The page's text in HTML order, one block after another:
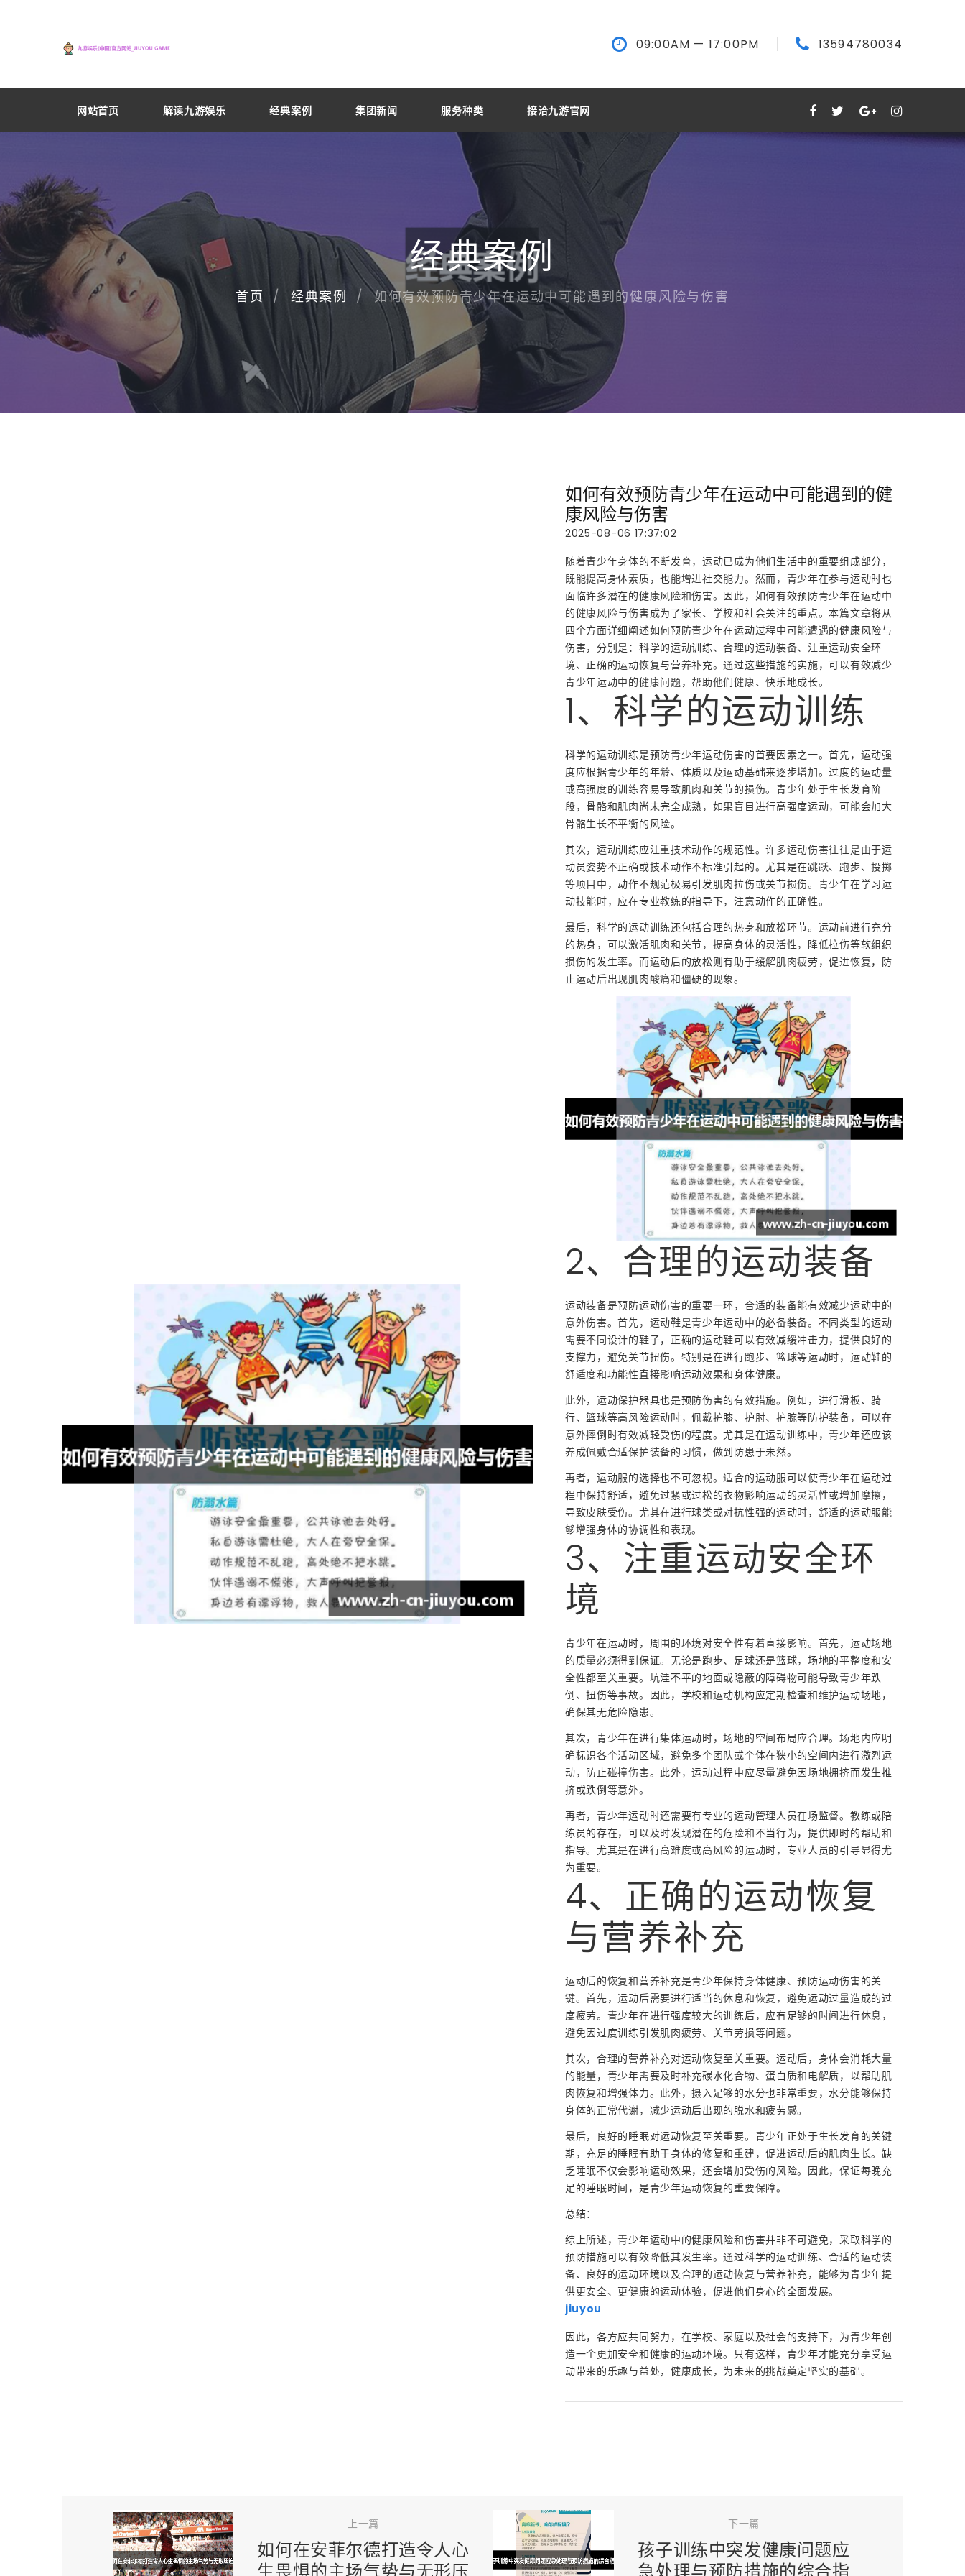
09:00AM — 17:00PM 13594780034
网站首页 解读九游娱乐 经典案例 集团新闻 服务种类 接洽九游官网
经典案例
首页 经典案例 如何有效预防青少年在运动中可能遇到的健康风险与伤害
如何有效预防青少年在运动中可能遇到的健
康风险与伤害
2025-08-06 17:37:02
随着青少年身体的不断发育，运动已成为他们生活中的重要组成部分，
既能提高身体素质，也能增进社交能力。然而，青少年在参与运动时也
面临许多潜在的健康风险和伤害。因此，如何有效预防青少年在运动中
的健康风险与伤害成为了家长、学校和社会关注的重点。本篇文章将从
四个方面详细阐述如何预防青少年在运动过程中可能遭遇的健康风险与
伤害，分别是：科学的运动训练、合理的运动装备、注重运动安全环
境、正确的运动恢复与营养补充。通过这些措施的实施，可以有效减少
青少年运动中的健康问题，帮助他们健康、快乐地成长。
1、科学的运动训练
科学的运动训练是预防青少年运动伤害的首要因素之一。首先，运动强
度应根据青少年的年龄、体质以及运动基础来逐步增加。过度的运动量
或高强度的训练容易导致肌肉和关节的损伤。青少年处于生长发育阶
段，骨骼和肌肉尚未完全成熟，如果盲目进行高强度运动，可能会加大
骨骼生长不平衡的风险。
其次，运动训练应注重技术动作的规范性。许多运动伤害往往是由于运
动员姿势不正确或技术动作不标准引起的。尤其是在跳跃、跑步、投掷
等项目中，动作不规范极易引发肌肉拉伤或关节损伤。青少年在学习运
动技能时，应在专业教练的指导下，注意动作的正确性。
最后，科学的运动训练还包括合理的热身和放松环节。运动前进行充分
的热身，可以激活肌肉和关节，提高身体的灵活性，降低拉伤等软组织
损伤的发生率。而运动后的放松则有助于缓解肌肉疲劳，促进恢复，防
止运动后出现肌肉酸痛和僵硬的现象。
2、合理的运动装备
运动装备是预防运动伤害的重要一环，合适的装备能有效减少运动中的
意外伤害。首先，运动鞋是青少年运动中的必备装备。不同类型的运动
需要不同设计的鞋子，正确的运动鞋可以有效减缓冲击力，提供良好的
支撑力，避免关节扭伤。特别是在进行跑步、篮球等运动时，运动鞋的
舒适度和功能性直接影响运动效果和身体健康。
此外，运动保护器具也是预防伤害的有效措施。例如，进行滑板、骑
行、篮球等高风险运动时，佩戴护膝、护肘、护腕等防护装备，可以在
意外摔倒时有效减轻受伤的程度。尤其是在运动训练中，青少年还应该
养成佩戴合适保护装备的习惯，做到防患于未然。
再者，运动服的选择也不可忽视。适合的运动服可以使青少年在运动过
程中保持舒适，避免过紧或过松的衣物影响运动的灵活性或增加摩擦，
导致皮肤受伤。尤其在进行球类或对抗性强的运动时，舒适的运动服能
够增强身体的协调性和表现。
3、注重运动安全环
境
青少年在运动时，周围的环境对安全性有着直接影响。首先，运动场地
的质量必须得到保证。无论是跑步、足球还是篮球，场地的平整度和安
全性都至关重要。坑洼不平的地面或隐蔽的障碍物可能导致青少年跌
倒、扭伤等事故。因此，学校和运动机构应定期检查和维护运动场地，
确保其无危险隐患。
其次，青少年在进行集体运动时，场地的空间布局应合理。场地内应明
确标识各个活动区域，避免多个团队或个体在狭小的空间内进行激烈运
动，防止碰撞伤害。此外，运动过程中应尽量避免因场地拥挤而发生推
挤或跌倒等意外。
再者，青少年运动时还需要有专业的运动管理人员在场监督。教练或陪
练员的存在，可以及时发现潜在的危险和不当行为，提供即时的帮助和
指导。尤其是在进行高难度或高风险的运动时，专业人员的引导显得尤
为重要。
4、正确的运动恢复
与营养补充
运动后的恢复和营养补充是青少年保持身体健康、预防运动伤害的关
键。首先，运动后需要进行适当的休息和恢复，避免运动过量造成的过
度疲劳。青少年在进行强度较大的训练后，应有足够的时间进行休息，
避免因过度训练引发肌肉疲劳、关节劳损等问题。
其次，合理的营养补充对运动恢复至关重要。运动后，身体会消耗大量
的能量，青少年需要及时补充碳水化合物、蛋白质和电解质，以帮助肌
肉恢复和增强体力。此外，摄入足够的水分也非常重要，水分能够保持
身体的正常代谢，减少运动后出现的脱水和疲劳感。
最后，良好的睡眠对运动恢复至关重要。青少年正处于生长发育的关键
期，充足的睡眠有助于身体的修复和重建，促进运动后的肌肉生长。缺
乏睡眠不仅会影响运动效果，还会增加受伤的风险。因此，保证每晚充
足的睡眠时间，是青少年运动恢复的重要保障。
总结：
综上所述，青少年运动中的健康风险和伤害并非不可避免，采取科学的
预防措施可以有效降低其发生率。通过科学的运动训练、合适的运动装
备、良好的运动环境以及合理的运动恢复与营养补充，能够为青少年提
供更安全、更健康的运动体验，促进他们身心的全面发展。
jiuyou
因此，各方应共同努力，在学校、家庭以及社会的支持下，为青少年创
造一个更加安全和健康的运动环境。只有这样，青少年才能充分享受运
动带来的乐趣与益处，健康成长，为未来的挑战奠定坚实的基础。
上一篇
如何在安菲尔德打造令人心
下一篇
孩子训练中突发健康问题应